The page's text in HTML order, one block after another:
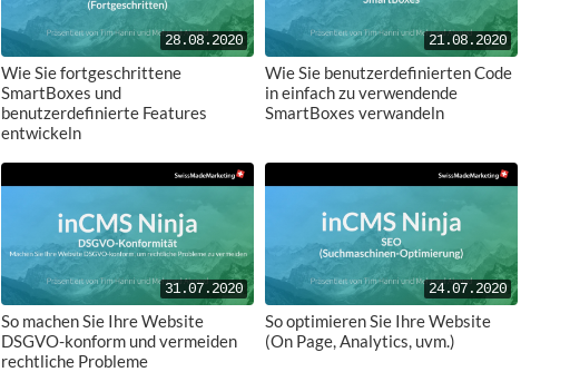
28.08.2020
Wie Sie fortgeschrittene
SmartBoxes und
benutzerdefinierte Features
entwickeln
21.08.2020
Wie Sie benutzerdefinierten Code
in einfach zu verwendende
SmartBoxes verwandeln
31.07.2020
So machen Sie Ihre Website
DSGVO-konform und vermeiden
rechtliche Probleme
24.07.2020
So optimieren Sie Ihre Website
(On Page, Analytics, uvm.)